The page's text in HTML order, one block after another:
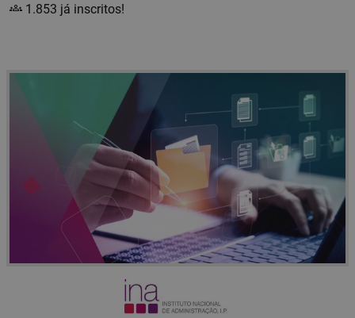
1.853 já inscritos!